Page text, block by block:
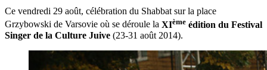
Ce vendredi 29 août, célébration du Shabbat sur la place
Grzybowski de Varsovie où se déroule la XIème édition du Festival
Singer de la Culture Juive (23-31 août 2014).